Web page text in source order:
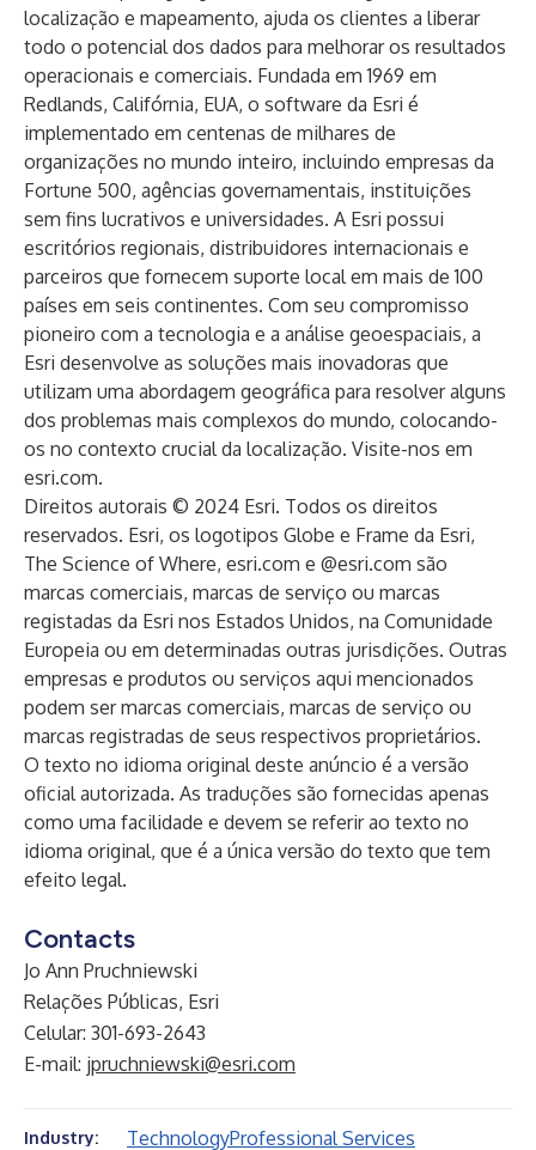
localização e mapeamento, ajuda os clientes a liberar
todo o potencial dos dados para melhorar os resultados
operacionais e comerciais. Fundada em 1969 em
Redlands, Califórnia, EUA, o software da Esri é
implementado em centenas de milhares de
organizações no mundo inteiro, incluindo empresas da
Fortune 500, agências governamentais, instituições
sem fins lucrativos e universidades. A Esri possui
escritórios regionais, distribuidores internacionais e
parceiros que fornecem suporte local em mais de 100
países em seis continentes. Com seu compromisso
pioneiro com a tecnologia e a análise geoespaciais, a
Esri desenvolve as soluções mais inovadoras que
utilizam uma abordagem geográfica para resolver alguns
dos problemas mais complexos do mundo, colocando-
os no contexto crucial da localização. Visite-nos em
esri.com.
Direitos autorais © 2024 Esri. Todos os direitos
reservados. Esri, os logotipos Globe e Frame da Esri,
The Science of Where, esri.com e @esri.com são
marcas comerciais, marcas de serviço ou marcas
registadas da Esri nos Estados Unidos, na Comunidade
Europeia ou em determinadas outras jurisdições. Outras
empresas e produtos ou serviços aqui mencionados
podem ser marcas comerciais, marcas de serviço ou
marcas registradas de seus respectivos proprietários.
O texto no idioma original deste anúncio é a versão
oficial autorizada. As traduções são fornecidas apenas
como uma facilidade e devem se referir ao texto no
idioma original, que é a única versão do texto que tem
efeito legal.
Contacts
Jo Ann Pruchniewski
Relações Públicas, Esri
Celular: 301-693-2643
E-mail: jpruchniewski@esri.com
Industry: TechnologyProfessional Services